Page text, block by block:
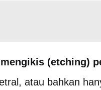
mengikis (etching)
atau bahkan